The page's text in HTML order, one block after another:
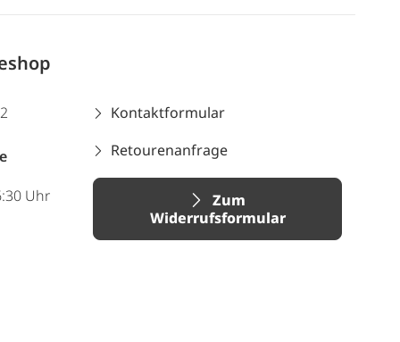
Uhr
Kontaktformular
Retourenanfrage
Zum
Widerrufsformular